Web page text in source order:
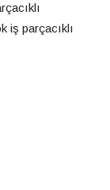
iş parçacıklı